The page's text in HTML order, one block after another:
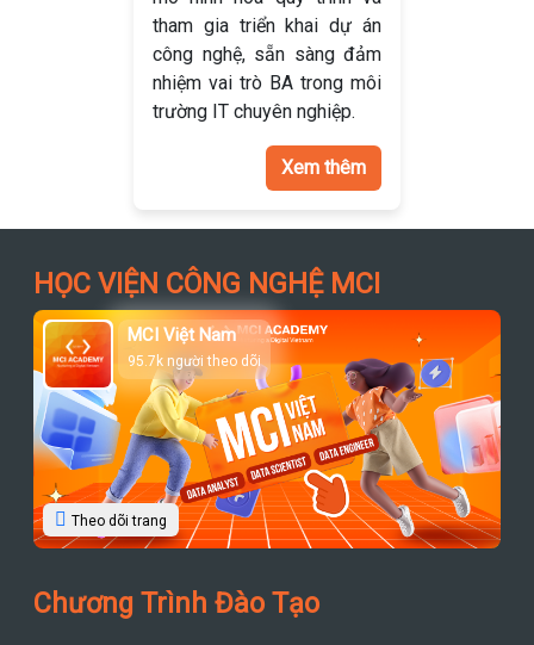
tham gia triển khai dự án
công nghệ, sẵn sàng đảm
nhiệm vai trò BA trong môi
trường IT chuyên nghiệp.
Xem thêm
HỌC VIỆN CÔNG NGHỆ MCI
MCI Việt Nam
95.7k người theo dõi
Theo dõi trang
Chương Trình Đào Tạo